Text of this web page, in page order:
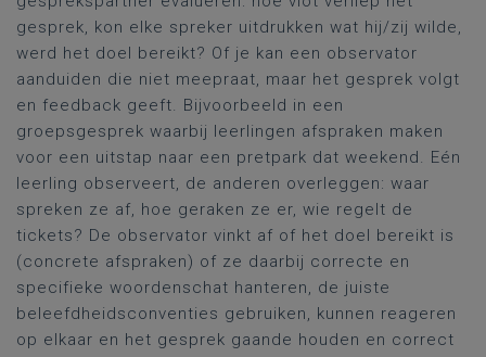
gesprek, kon elke spreker uitdrukken wat hij/zij wilde,
werd het doel bereikt? Of je kan een observator
aanduiden die niet meepraat, maar het gesprek volgt
en feedback geeft. Bijvoorbeeld in een
groepsgesprek waarbij leerlingen afspraken maken
voor een uitstap naar een pretpark dat weekend. Eén
leerling observeert, de anderen overleggen: waar
spreken ze af, hoe geraken ze er, wie regelt de
tickets? De observator vinkt af of het doel bereikt is
(concrete afspraken) of ze daarbij correcte en
specifieke woordenschat hanteren, de juiste
beleefdheidsconventies gebruiken, kunnen reageren
op elkaar en het gesprek gaande houden en correct